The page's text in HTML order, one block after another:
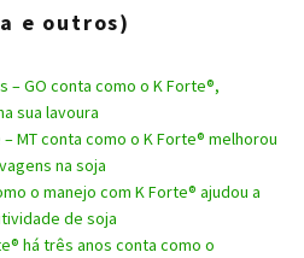
e outros)
– GO conta como o K Forte®,
sua lavoura
MT conta como o K Forte® melhorou
na soja
o manejo com K Forte® ajudou a
de soja
há três anos conta como o